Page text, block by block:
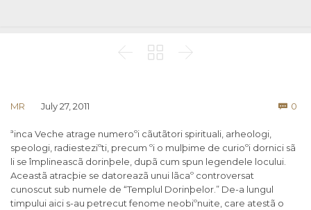
  
MR July 27, 2011  0
ªinca Veche atrage numeroºi cãutãtori spirituali, arheologi,
speologi, radiesteziºti, precum ºi o mulþime de curioºi dornici sã
li se împlineascã dorinþele, dupã cum spun legendele locului.
Aceastã atracþie se datoreazã unui lãcaº controversat
cunoscut sub numele de “Templul Dorinþelor.” De-a lungul
timpului aici s-au petrecut fenome neobiºnuite, care atestã o